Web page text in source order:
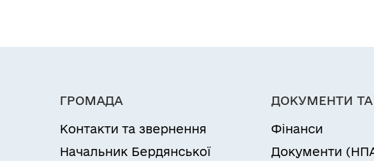
ГРОМАДА
Контакти та звернення
Начальник Бердянської
ДОКУМЕНТИ ТА
Фінанси
Документи